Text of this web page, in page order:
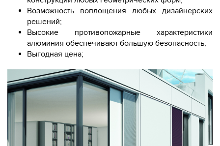
Возможность воплощения любых дизайнерских
решений;
Высокие противопожарные характеристики
алюминия обеспечивают большую безопасность;
Выгодная цена;